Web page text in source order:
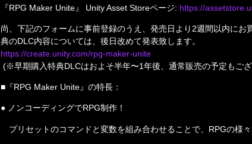
『RPG Maker Unite』 Unity Asset Storeページ: https://
尚、下記のフォームに事前登録のうえ、発売日より2週間以内に
https://create.unity.com/rpg-maker-unite
(※早期購入特典DLCはおよそ半年〜1年後、通常販売の予定もご
■『RPG Maker Unite』の特長：
● ノンコーディングでRPG制作！
プリセットのコマンドと変数を組み合わせることで、RPGの様